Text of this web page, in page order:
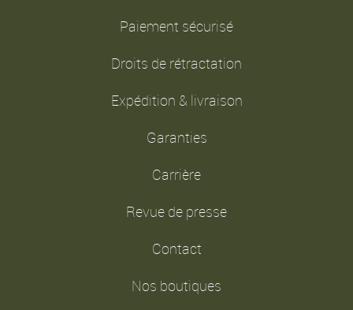
Paiement sécurisé
Droits de rétractation
Expédition & livraison
Garanties
Carrière
Revue de presse
Contact
Nos boutiques